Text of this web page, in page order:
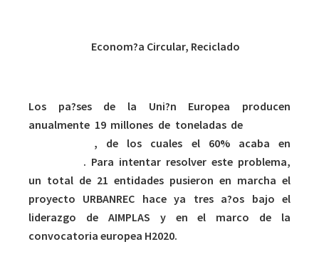
Econom?a Circular, Reciclado
Los pa?ses de la Uni?n Europea producen
anualmente 19 millones de toneladas de
, de los cuales el 60% acaba en
. Para intentar resolver este problema,
un total de 21 entidades pusieron en marcha el
proyecto URBANREC hace ya tres a?os bajo el
liderazgo de AIMPLAS y en el marco de la
convocatoria europea H2020.